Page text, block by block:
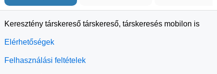
Keresztény társkereső társkereső, társkeresés mobilon is
Elérhetőségek
Felhasználási feltételek